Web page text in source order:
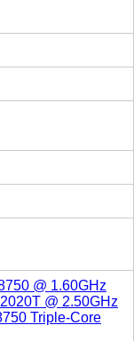
@ 1.60GHz
@ 2.50GHz
Triple-Core